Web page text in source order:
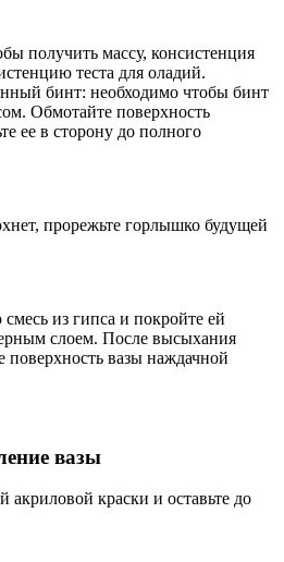
получить массу, консистенция
теста для оладий.
бинт: необходимо чтобы бинт
Обмотайте поверхность
ее в сторону до полного
прорежьте горлышко будущей
из гипса и покройте ей
слоем. После высыхания
поверхность вазы наждачной
вазы
акриловой краски и оставьте до